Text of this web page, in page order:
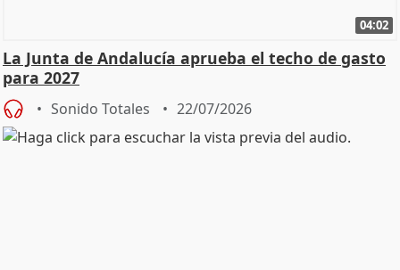
04:02
La Junta de Andalucía aprueba el techo de gasto
para 2027
Sonido Totales 22/07/2026